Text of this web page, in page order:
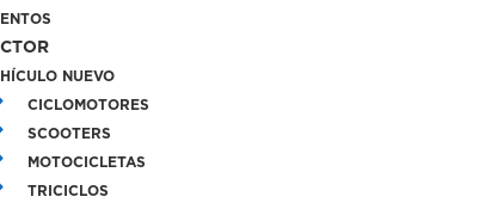
NUEVO
CICLOMOTORES
SCOOTERS
MOTOCICLETAS
TRICICLOS